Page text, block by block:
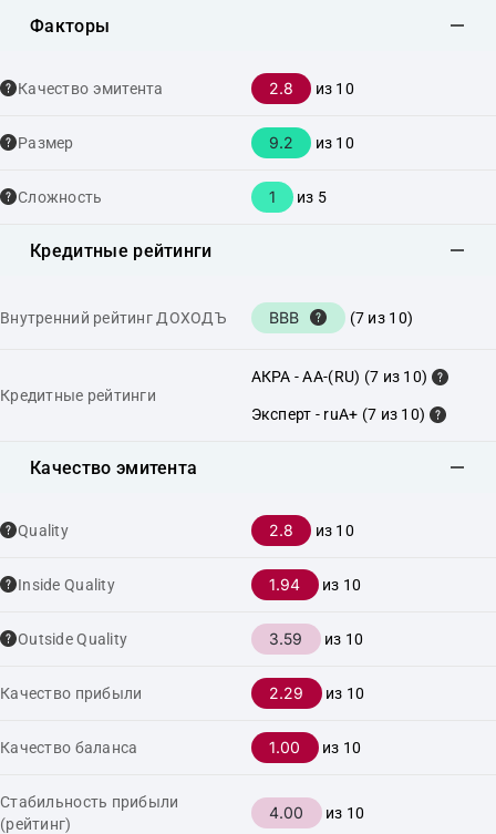
Факторы
Качество эмитента 2.8 из 10
Размер 9.2 из 10
Сложность 1 из 5
Кредитные рейтинги
Внутренний рейтинг ДОХОДЪ BBB (7 из 10)
Кредитные рейтинги
АКРА - AA-(RU) (7 из 10)
Эксперт - ruA+ (7 из 10)
Качество эмитента
Quality 2.8 из 10
Inside Quality 1.94 из 10
Outside Quality 3.59 из 10
Качество прибыли 2.29 из 10
Качество баланса 1.00 из 10
Стабильность прибыли
(рейтинг)
4.00 из 10